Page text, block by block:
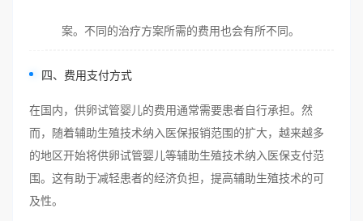
案。不同的治疗方案所需的费用也会有所不同。
四、费用支付方式
在国内，供卵试管婴儿的费用通常需要患者自行承担。然
而，随着辅助生殖技术纳入医保报销范围的扩大，越来越多
的地区开始将供卵试管婴儿等辅助生殖技术纳入医保支付范
围。这有助于减轻患者的经济负担，提高辅助生殖技术的可
及性。